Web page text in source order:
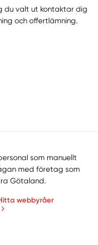
du valt ut kontaktar dig
och offertlämning.
som manuellt
med företag som
Götaland.
webbyråer